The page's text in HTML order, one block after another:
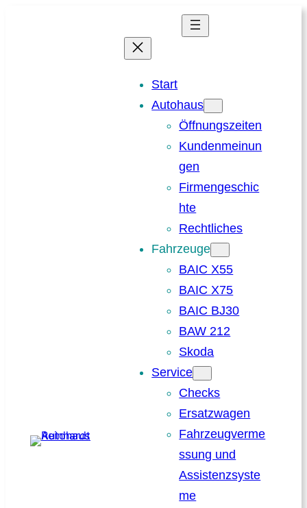
Start
Autohaus
Öffnungszeiten
Kundenmeinun
gen
Firmengeschic
hte
Rechtliches
Fahrzeuge
BAIC X55
BAIC X75
BAIC BJ30
BAW 212
Skoda
Service
Checks
Ersatzwagen
Fahrzeugverme
ssung und
Assistenzsyste
me